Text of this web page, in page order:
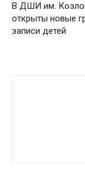
В ДШИ им.
открыты новые
записи детей